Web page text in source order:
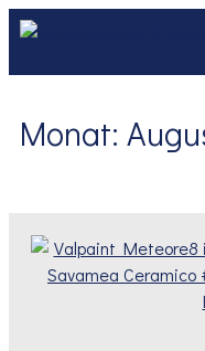
Zum
springen
Monat: